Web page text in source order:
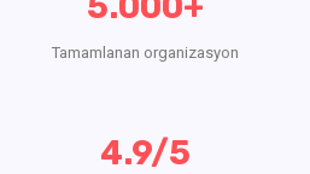
Tamamlanan organizasyon
4.9/5